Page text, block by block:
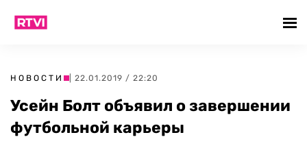
НОВОСТИ | 22.01.2019 / 22:20
Усейн Болт объявил о завершении
футбольной карьеры